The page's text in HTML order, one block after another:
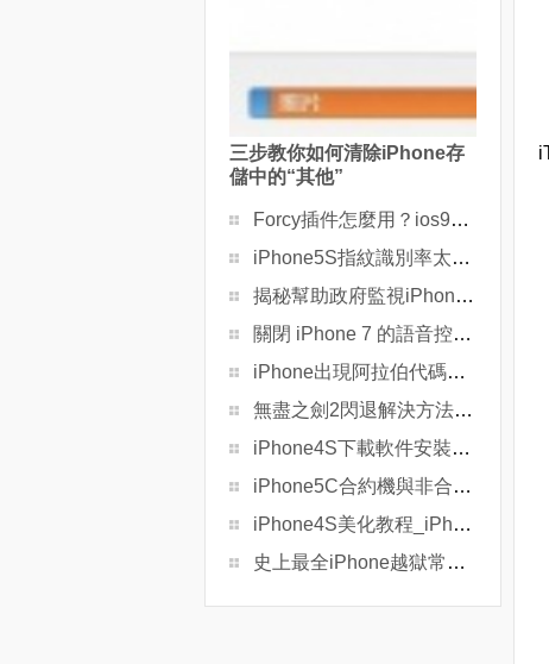
三步教你如何清除iPhone存
儲中的“其他”
Forcy插件怎麼用？ios9越獄插件forcy使用視頻教程
iPhone5S指紋識別率太低怎麼辦
揭秘幫助政府監視iPhone的“間諜軟件”
關閉 iPhone 7 的語音控制和Siri
iPhone出現阿拉伯代碼怎麼辦
無盡之劍2閃退解決方法用於iPhone
iPhone4S下載軟件安裝軟件教程
iPhone5C合約機與非合約機有什麼區別
iPhone4S美化教程_iPhone4S美化桌面
史上最全iPhone越獄常見問題匯總